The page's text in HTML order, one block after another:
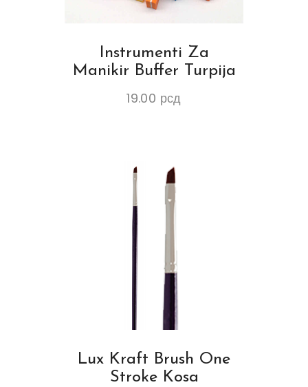
Instrumenti Za
Manikir Buffer Turpija
19.00 рсд
Lux Kraft Brush One
Stroke Kosa